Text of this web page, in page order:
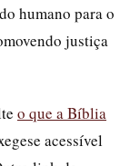
humano para o
justiça
o que a Bíblia
acessível